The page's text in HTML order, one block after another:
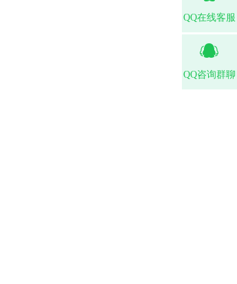
QQ在线客服
QQ咨询群聊